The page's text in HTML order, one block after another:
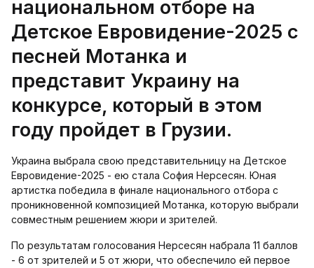
национальном отборе на
Детское Евровидение-2025 с
песней Мотанка и
представит Украину на
конкурсе, который в этом
году пройдет в Грузии.
Украина выбрала свою представительницу на Детское
Евровидение-2025 - ею стала София Нерсесян. Юная
артистка победила в финале национального отбора с
проникновенной композицией Мотанка, которую выбрали
совместным решением жюри и зрителей.
По результатам голосования Нерсесян набрала 11 баллов
- 6 от зрителей и 5 от жюри, что обеспечило ей первое